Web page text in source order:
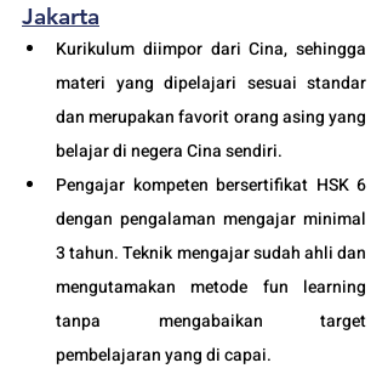
Jakarta
Kurikulum diimpor dari Cina, sehingga
materi yang dipelajari sesuai standar
dan merupakan favorit orang asing yang
belajar di negera Cina sendiri.
Pengajar kompeten bersertifikat HSK 6
dengan pengalaman mengajar minimal
3 tahun. Teknik mengajar sudah ahli dan
mengutamakan metode fun learning
tanpa mengabaikan target
pembelajaran yang di capai.